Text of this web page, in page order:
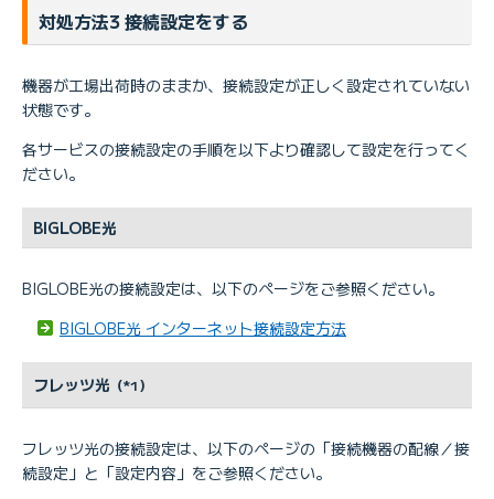
対処方法3 接続設定をする
機器が工場出荷時のままか、接続設定が正しく設定されていない
状態です。
各サービスの接続設定の手順を以下より確認して設定を行ってく
ださい。
BIGLOBE光
BIGLOBE光の接続設定は、以下のページをご参照ください。
BIGLOBE光 インターネット接続設定方法
フレッツ光 （*1）
フレッツ光の接続設定は、以下のページの「接続機器の配線／接
続設定」と「設定内容」をご参照ください。